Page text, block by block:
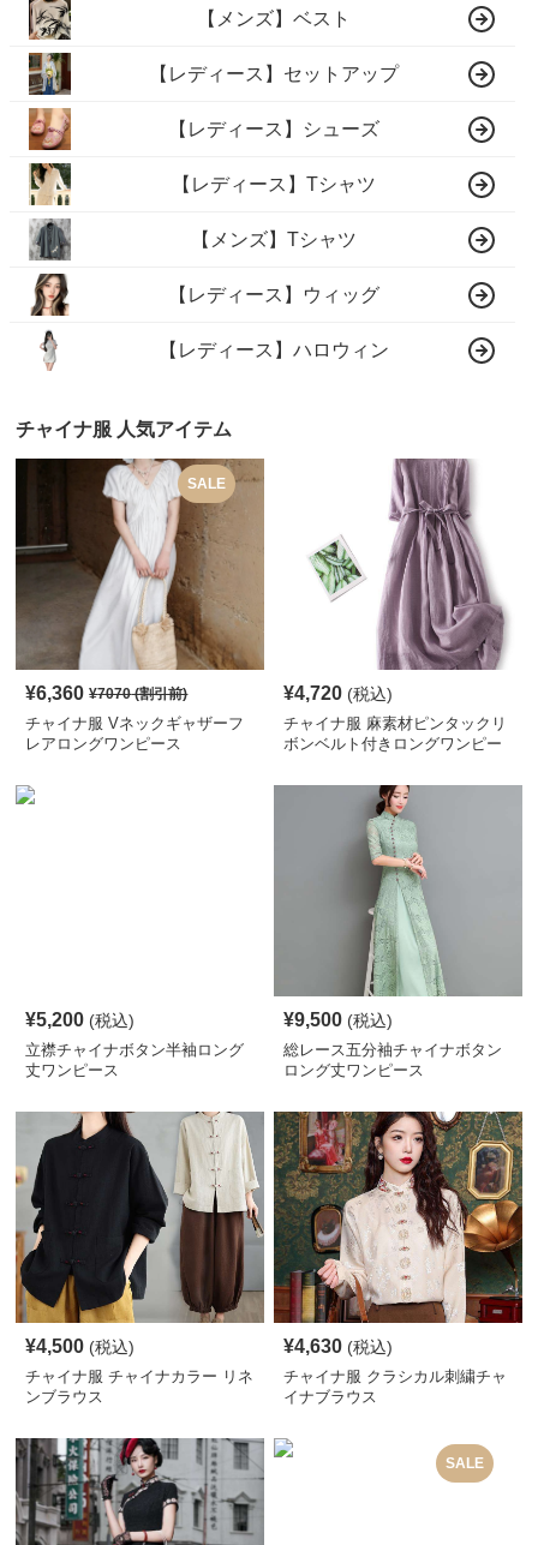
【メンズ】ベスト
【レディース】セットアップ
【レディース】シューズ
【レディース】Tシャツ
【メンズ】Tシャツ
【レディース】ウィッグ
【レディース】ハロウィン
チャイナ服 人気アイテム
SALE
¥6,360 ¥7070(割引前)
チャイナ服 Vネックギャザーフ
レアロングワンピース
¥4,720 (税込)
チャイナ服 麻素材ピンタックリ
ボンベルト付きロングワンピー
¥5,200 (税込)
立襟チャイナボタン半袖ロング
丈ワンピース
¥9,500 (税込)
総レース五分袖チャイナボタン
ロング丈ワンピース
¥4,500 (税込)
チャイナ服 チャイナカラー リネ
ンブラウス
¥4,630 (税込)
チャイナ服 クラシカル刺繍チャ
イナブラウス
SALE